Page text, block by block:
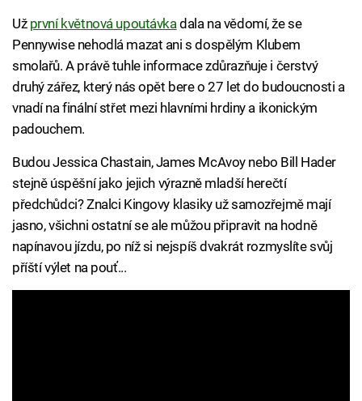
Už první květnová upoutávkadala na vědomí, že se
Pennywise nehodlá mazat ani s dospělým Klubem
smolařů. A právě tuhle informace zdůrazňuje i čerstvý
druhý zářez, který nás opět bere o 27 let do budoucnosti a
vnadí na finální střet mezi hlavními hrdiny a ikonickým
padouchem.
Budou Jessica Chastain, James McAvoy nebo Bill Hader
stejně úspěšní jako jejich výrazně mladší herečtí
předchůdci? Znalci Kingovy klasiky už samozřejmě mají
jasno, všichni ostatní se ale můžou připravit na hodně
napínavou jízdu, po níž si nejspíš dvakrát rozmyslíte svůj
příští výlet na pouť...